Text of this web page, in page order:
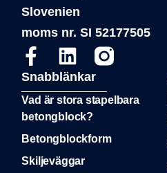
Slovenien
moms nr. SI 52177505
Snabblänkar
Vad är stora stapelbara
betongblock?
Betongblockform
Skiljeväggar